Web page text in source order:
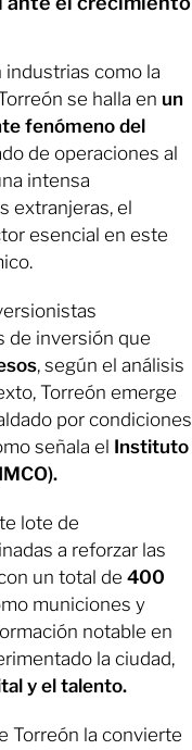
industrias como la
se halla en un
fenómeno del
de operaciones al
intensa
extranjeras, el
esencial en este
de inversión que
, según el análisis
Torreón emerge
por condiciones
señala el Instituto
lote de
a reforzar las
un total de 400
municiones y
notable en
la ciudad,
y el talento.
Torreón la convierte